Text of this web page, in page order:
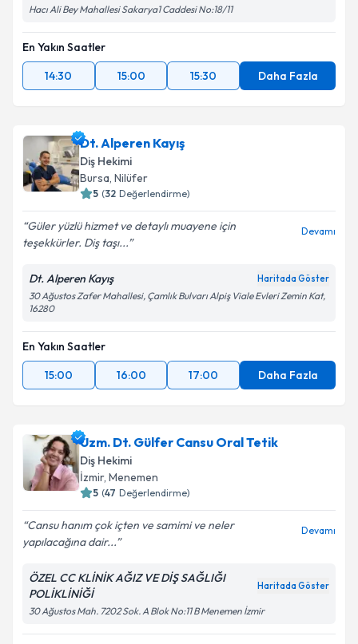
Hacı Ali Bey Mahallesi Sakarya1 Caddesi No:18/11
En Yakın Saatler
14:30
15:00 15:30 Daha Fazla
Dt. Alperen Kayış
Diş Hekimi
Bursa, Nilüfer
5 (32 Değerlendirme)
Güler yüzlü hizmet ve detaylı muayene için
teşekkürler. Diş taşı...
Devamı
Dt. Alperen Kayış Haritada Göster
30 Ağustos Zafer Mahallesi, Çamlık Bulvarı Alpiş Viale Evleri Zemin Kat,
16280
En Yakın Saatler
15:00
16:00 17:00 Daha Fazla
Uzm. Dt. Gülfer Cansu Oral Tetik
Diş Hekimi
İzmir, Menemen
5 (47 Değerlendirme)
Cansu hanım çok içten ve samimi ve neler
yapılacağına dair...
Devamı
ÖZEL CC KLİNİK AĞIZ VE DİŞ SAĞLIĞI
POLİKLİNİĞİ
Haritada Göster
30 Ağustos Mah. 7202 Sok. A Blok No:11 B Menemen İzmir